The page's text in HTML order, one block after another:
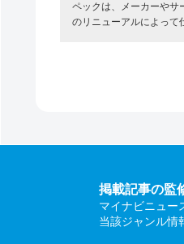
ペックは、メーカーや
のリニューアルによって
掲載記事の監
マイナビニュー
当該ジャンル情